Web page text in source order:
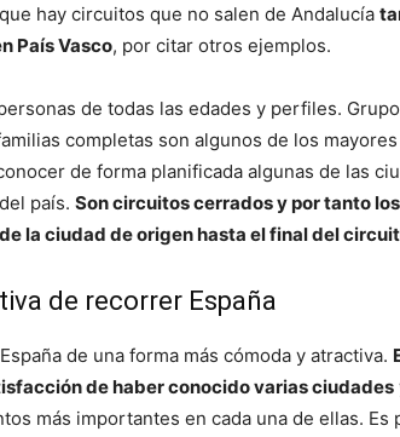
hay circuitos que no salen de Andalucía
País Vasco, por citar otros ejemplos.
de todas las edades y perfiles.
completas son algunos de los
de forma planificada algunas de las
país. Son circuitos cerrados y por tanto
la ciudad de origen hasta el final del
de recorrer España
de una forma más cómoda y atractiva.
de haber conocido varias ciudades
más importantes en cada una de ellas. Es